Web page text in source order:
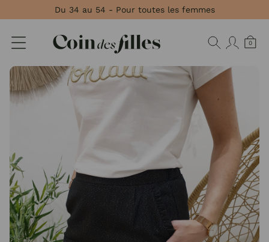
Du 34 au 54 - Pour toutes les femmes
0
Panneau de gestion des cookies